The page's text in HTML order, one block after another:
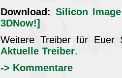
Download: Silicon
3DNow!]
Weitere Treiber für Euer
Aktuelle Treiber.
-> Kommentare